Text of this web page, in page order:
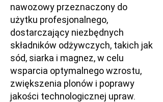
nawozowy przeznaczony do
użytku profesjonalnego,
dostarczający niezbędnych
składników odżywczych, takich jak
sód, siarka i magnez, w celu
wsparcia optymalnego wzrostu,
zwiększenia plonów i poprawy
jakości technologicznej upraw.